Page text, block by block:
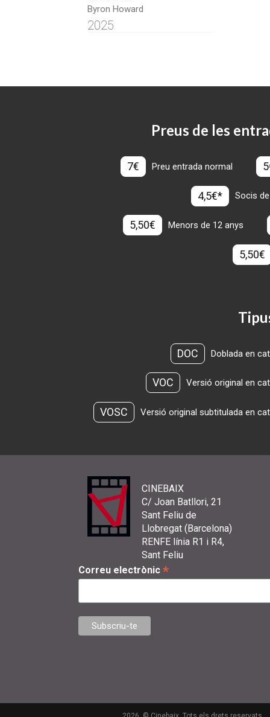
Byron Howard
2025
Preus de les
7€ Preu entrada normal
4,5€* Socis
5,50€ Menors de 12 anys
5,50€
DOC Doblada en
VOC Versió original en
VOSC Versió original subtitulada en
CINEBAIX
C/ Joan Batllori, 21
Sant Feliu de
Llobregat (Barcelona)
RENFE línia R1 i R4,
Sant Feliu
Correu electrònic *